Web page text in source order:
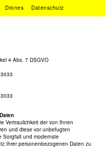
Drones Datenschutz
4 Abs. 7 DSGVO
Vertraulichkeit der von Ihnen
und diese vor unbefugten
Sorgfalt und modernste
Ihrer personenbezogenen Daten zu